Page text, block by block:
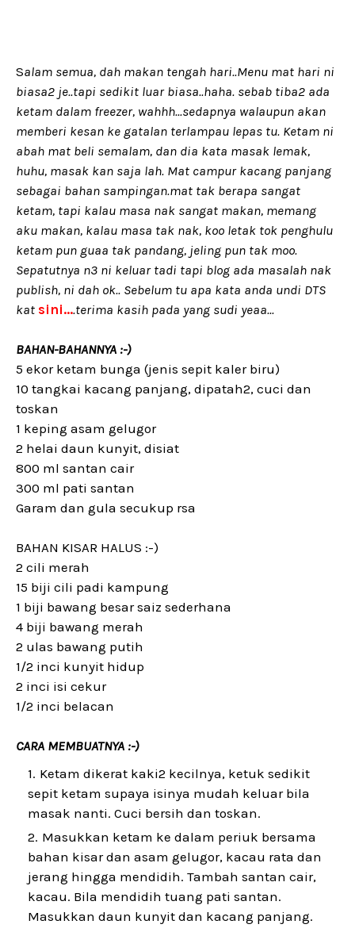
Salam semua, dah makan tengah hari..Menu mat hari ni
biasa2 je..tapi sedikit luar biasa..haha. sebab tiba2 ada
ketam dalam freezer, wahhh...sedapnya walaupun akan
memberi kesan ke gatalan terlampau lepas tu. Ketam ni
abah mat beli semalam, dan dia kata masak lemak,
huhu, masak kan saja lah. Mat campur kacang panjang
sebagai bahan sampingan.mat tak berapa sangat
ketam, tapi kalau masa nak sangat makan, memang
aku makan, kalau masa tak nak, koo letak tok penghulu
ketam pun guaa tak pandang, jeling pun tak moo.
Sepatutnya n3 ni keluar tadi tapi blog ada masalah nak
publish, ni dah ok.. Sebelum tu apa kata anda undi DTS
kat sini....terima kasih pada yang sudi yeaa...
BAHAN-BAHANNYA :-)
5 ekor ketam bunga (jenis sepit kaler biru)
10 tangkai kacang panjang, dipatah2, cuci dan
toskan
1 keping asam gelugor
2 helai daun kunyit, disiat
800 ml santan cair
300 ml pati santan
Garam dan gula secukup rsa
BAHAN KISAR HALUS :-)
2 cili merah
15 biji cili padi kampung
1 biji bawang besar saiz sederhana
4 biji bawang merah
2 ulas bawang putih
1/2 inci kunyit hidup
2 inci isi cekur
1/2 inci belacan
CARA MEMBUATNYA :-)
Ketam dikerat kaki2 kecilnya, ketuk sedikit
sepit ketam supaya isinya mudah keluar bila
masak nanti. Cuci bersih dan toskan.
Masukkan ketam ke dalam periuk bersama
bahan kisar dan asam gelugor, kacau rata dan
jerang hingga mendidih. Tambah santan cair,
kacau. Bila mendidih tuang pati santan.
Masukkan daun kunyit dan kacang panjang.